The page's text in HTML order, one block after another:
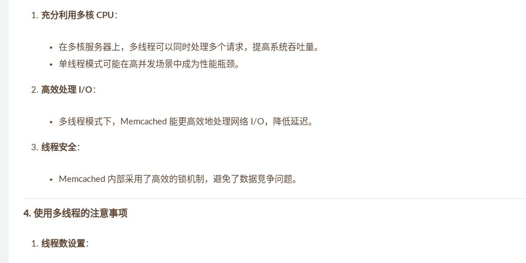
充分利用多核 CPU ：
在多核服务器上，多线程可以同时处理多个请求，提高系统吞吐量。
单线程模式可能在高并发场景中成为性能瓶颈。
高效处理 I/O：
多线程模式下，Memcached 能更高效地处理网络 I/O，降低延迟。
线程安全：
Memcached 内部采用了高效的锁机制，避免了数据竞争问题。
4. 使用多线程的注意事项
线程数设置：